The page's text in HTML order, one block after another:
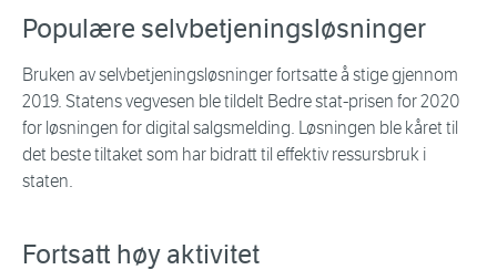
Populære selvbetjeningsløsninger
Bruken av selvbetjeningsløsninger fortsatte å stige gjennom
2019. Statens vegvesen ble tildelt Bedre stat-prisen for 2020
for løsningen for digital salgsmelding. Løsningen ble kåret til
det beste tiltaket som har bidratt til effektiv ressursbruk i
staten.
Fortsatt høy aktivitet